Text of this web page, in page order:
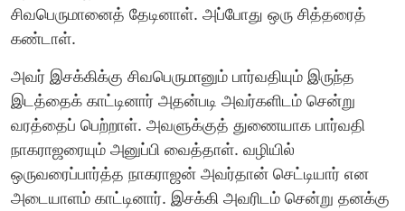
சிவபெருமானைத் தேடினாள். அப்போது ஒரு சித்தரைத்
கண்டாள்.
அவர் இசக்கிக்கு சிவபெருமானும் பார்வதியும் இருந்த
இடத்தைக் காட்டினார்‌ அதன்படி அவர்களிடம் சென்று
வரத்தைப் பெற்றாள். அவளுக்குத் துணையாக பார்வதி
நாகராஜரையும் அனுப்பி வைத்தாள். வழியில்
ஒருவரைப்பார்த்த நாகராஜன் அவர்தான் செட்டியார் என
அடையாளம் காட்டினார். இசக்கி அவரிடம் சென்று தனக்கு